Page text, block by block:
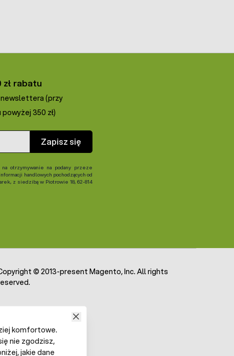
rabatu
newslettera (przy
350 zł)
Zapisz się
na otrzymywanie na podany przeze
handlowych pochodzących od
z siedzibą w Piotrowie 18, 62-814
© 2013-present Magento, Inc. All rights
komfortowe.
nie zgodzisz,
jakie dane